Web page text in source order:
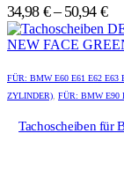
Optionen
können
auf
Produktseite
werden
Optionen
können
auf
Produktseite
werden
34,98 €–50,94 €
Produkt
weist
Varianten
Produkt
weist
Varianten
FÜR: BMW E60 E61 E62 E63
ZYLINDER), FÜR: BMW E90
Tachoscheiben für